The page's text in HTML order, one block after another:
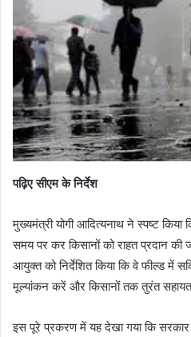
पढ़िए सीएम के निर्देश
मुख्यमंत्री योगी आदित्यनाथ ने स्पष्ट
समय पर कर किसानों को राहत प्रदान की
आयुक्त को निर्देशित किया कि वे फील्ड में
मूल्यांकन करें और किसानों तक तुरंत
इस पूरे प्रकरण में यह देखा गया कि सरकार